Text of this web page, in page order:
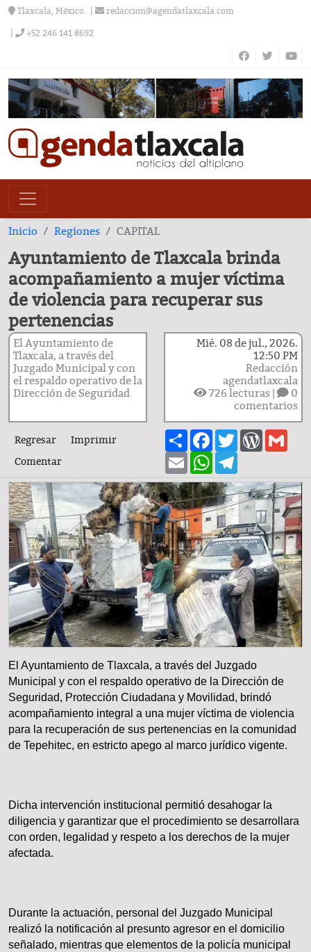
Tlaxcala, México. redaccion@agendatlaxcala.com
+52 246 141 8692
Inicio Regiones CAPITAL
Ayuntamiento de Tlaxcala brinda
acompañamiento a mujer víctima
de violencia para recuperar sus
pertenencias
El Ayuntamiento de
Tlaxcala, a través del
Juzgado Municipal y con
el respaldo operativo de la
Dirección de Seguridad
Mié. 08 de jul., 2026.
12:50 PM
Redacción
agendatlaxcala
726lecturas |
0
comentarios
Regresar
Imprimir
Comentar
ShareFacebook
Twitter
EmailWhatsApp
El Ayuntamiento de Tlaxcala, a través del Juzgado
Municipal y con el respaldo operativo de la Dirección de
Seguridad, Protección Ciudadana y Movilidad, brindó
acompañamiento integral a una mujer víctima de violencia
para la recuperación de sus pertenencias en la comunidad
de Tepehitec, en estricto apego al marco jurídico vigente.
Dicha intervención institucional permitió desahogar la
diligencia y garantizar que el procedimiento se desarrollara
con orden, legalidad y respeto a los derechos de la mujer
afectada.
Durante la actuación, personal del Juzgado Municipal
realizó la notificación al presunto agresor en el domicilio
señalado, mientras que elementos de la policía municipal